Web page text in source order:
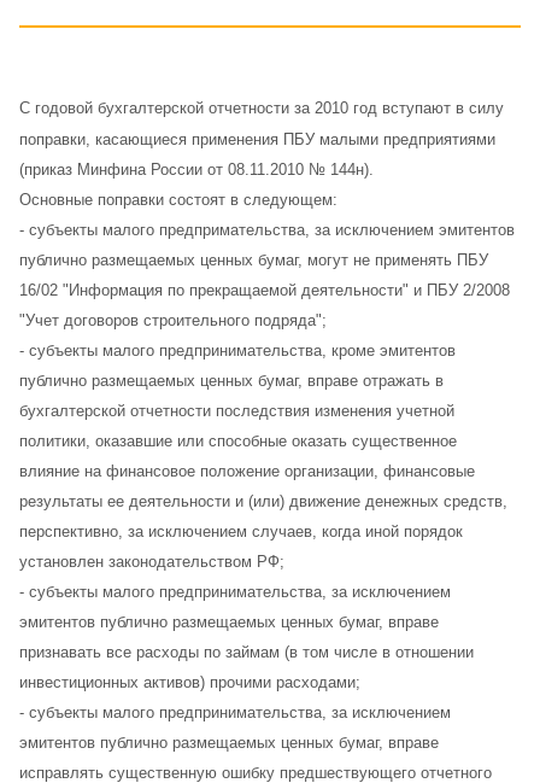
С годовой бухгалтерской отчетности за 2010 год вступают в силу
поправки, касающиеся применения ПБУ малыми предприятиями
(приказ Минфина России от 08.11.2010 № 144н).
Основные поправки состоят в следующем:
- субъекты малого предпримательства, за исключением эмитентов
публично размещаемых ценных бумаг, могут не применять ПБУ
16/02 "Информация по прекращаемой деятельности" и ПБУ 2/2008
"Учет договоров строительного подряда";
- cубъекты малого предпринимательства, кроме эмитентов
публично размещаемых ценных бумаг, вправе отражать в
бухгалтерской отчетности последствия изменения учетной
политики, оказавшие или способные оказать существенное
влияние на финансовое положение организации, финансовые
результаты ее деятельности и (или) движение денежных средств,
перспективно, за исключением случаев, когда иной порядок
установлен законодательством РФ;
- cубъекты малого предпринимательства, за исключением
эмитентов публично размещаемых ценных бумаг, вправе
признавать все расходы по займам (в том числе в отношении
инвестиционных активов) прочими расходами;
- cубъекты малого предпринимательства, за исключением
эмитентов публично размещаемых ценных бумаг, вправе
исправлять существенную ошибку предшествующего отчетного